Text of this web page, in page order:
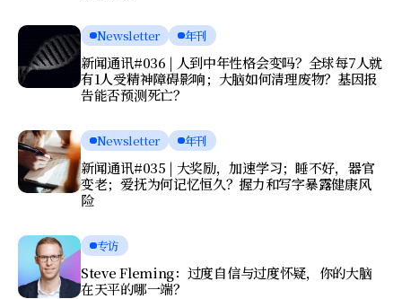
Newsletter 年刊
新闻通讯#036 | 人到中年性格会变吗？全球每7人就
有1人受精神障碍影响；大脑如何清理废物？基因报
告能否预测死亡？
Newsletter 年刊
新闻通讯#035 | 大奖励，加速学习；睡不好，器官
变老；爱抚为何记忆恒久？握力和写字暴露健康风
险
专访
Steve Fleming：过度自信与过度怀疑，你的大脑
在天平的哪一端？